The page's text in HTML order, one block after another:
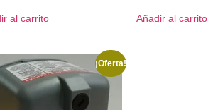
al carrito Añadir al carrito
¡Oferta!